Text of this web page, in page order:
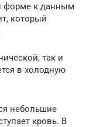
форме к данным
который
так и
в холодную
небольшие
кровь. В